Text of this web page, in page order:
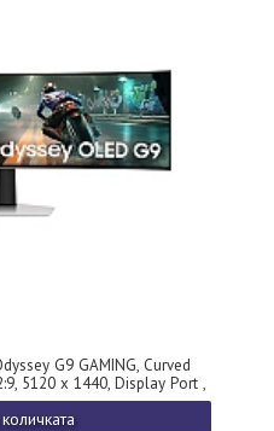
G9 GAMING, Curved
5120 x 1440, Display Port ,
+ Logitech G102 Mouse,
Buttons, Black